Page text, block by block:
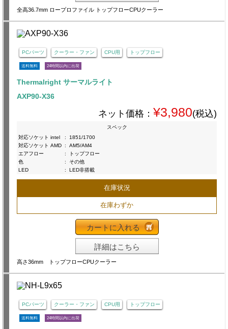
全高36.7mm ロープロファイル トップフローCPUクーラー
PCパーツ クーラー・ファン CPU用 トップフロー
送料無料 24時間以内に出荷
Thermalright サーマルライト
AXP90-X36
ネット価格： ¥3,980(税込)
スペック
対応ソケット intel
:
1851/1700
対応ソケット AMD :
AM5/AM4
エアフロー
:
トップフロー
色
:
その他
LED
: LED非搭載
在庫状況
在庫わずか
カートに入れる
詳細はこちら
高さ36mm トップフローCPUクーラー
PCパーツ クーラー・ファン CPU用 トップフロー
送料無料 24時間以内に出荷